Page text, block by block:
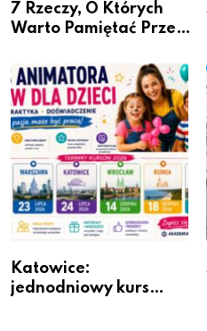
7 Rzeczy, O Których
Warto Pamiętać Przed
Katowice:
jednodniowy kurs